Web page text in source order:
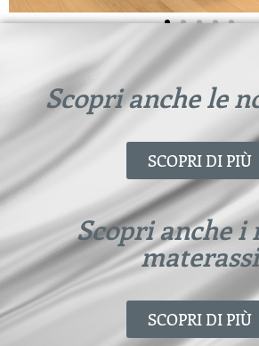
Scopri anche le
SCOPRI DI PIÙ
Scopri anche i
materassi
SCOPRI DI PIÙ